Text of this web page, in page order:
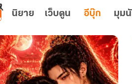
นิยาย เว็บตูน อีบุ๊ก มุม